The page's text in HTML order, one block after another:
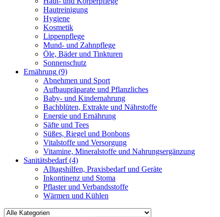
Hautreinigung
Hygiene
Kosmetik
Lippenpflege
Mund- und Zahnpflege
Öle, Bäder und Tinkturen
Sonnenschutz
Ernährung (9)
Abnehmen und Sport
Aufbaupräparate und Pflanzliches
Baby- und Kindernahrung
Bachblüten, Extrakte und Nährstoffe
Energie und Ernährung
Säfte und Tees
Süßes, Riegel und Bonbons
Vitalstoffe und Versorgung
Vitamine, Mineralstoffe und Nahrungsergänzung
Sanitätsbedarf(4)
Alltagshilfen, Praxisbedarf und Geräte
Inkontinenz und Stoma
Pflaster und Verbandsstoffe
Wärmen und Kühlen